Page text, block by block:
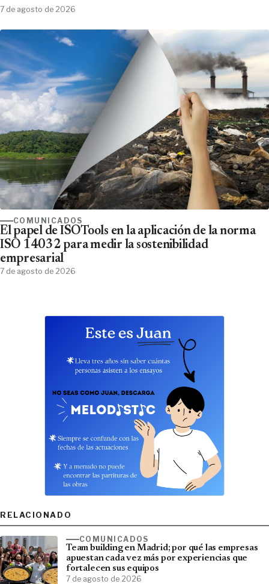
7 de agosto de 2026
COMUNICADOS
El papel de ISOTools en la aplicación de la norma
ISO 14032 para medir la sostenibilidad
empresarial
7 de agosto de 2026
RELACIONADO
COMUNICADOS
Team building en Madrid; por qué las empresas
apuestan cada vez más por experiencias que
fortalecen sus equipos
7 de agosto de 2026